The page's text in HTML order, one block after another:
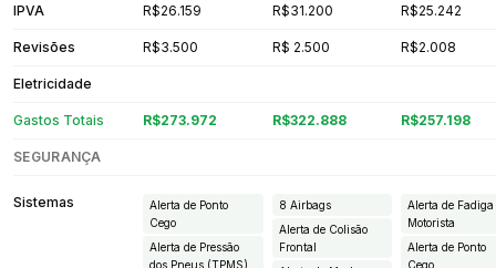
IPVA R$26.159 R$31.200 R$25.242
Revisões R$3.500 R$ 2.500 R$2.008
Eletricidade
Gastos Totais R$273.972 R$322.888 R$257.198
SEGURANÇA
Sistemas
Alerta de Ponto
Cego
Alerta de Pressão
dos Pneus (TPMS)
8 Airbags
Alerta de Colisão
Frontal
Alerta de Fadiga
Motorista
Alerta de Ponto
Cego